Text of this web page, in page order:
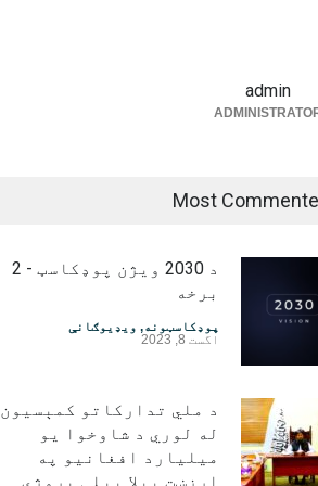
admin
Most
د 2030 ویژن پوډکاسټ - 2
برخه
پوډکاسټونه, ویډیوګانې
اگست 8, 2023
د ملي تدارکاتو کمېسیون
له لوري د شاوخوا یو
میلیارد افغانیو په
ارزښت بېلا بېلې پروژې